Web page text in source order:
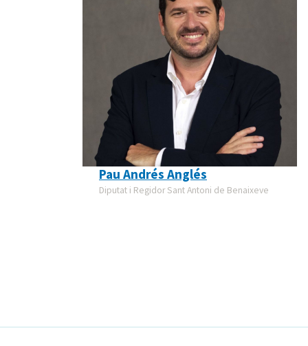
Pau Andrés Anglés
Diputat i Regidor Sant Antoni de Benaixeve